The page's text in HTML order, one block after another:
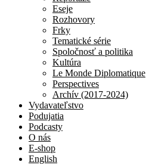
Eseje
Rozhovory
Frky
Tematické série
Spoločnosť a politika
Kultúra
Le Monde Diplomatique
Perspectives
Archív (2017-2024)
Vydavateľstvo
Podujatia
Podcasty
O nás
E-shop
English